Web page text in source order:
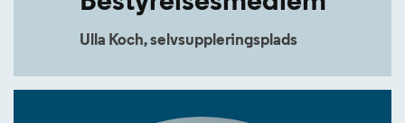
Ulla Koch, selvsuppleringsplads